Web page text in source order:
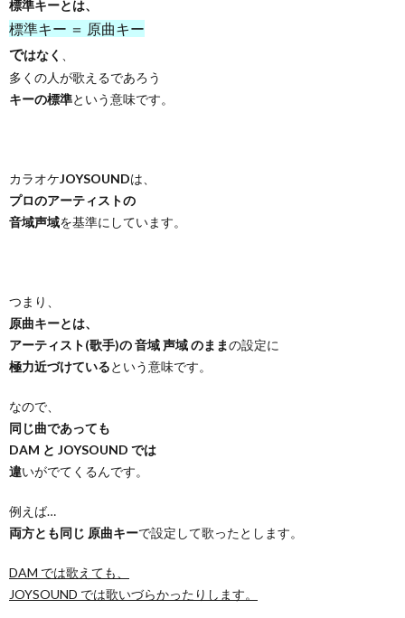
標準キーとは、
標準キー ＝ 原曲キー
ではなく
多くの人が歌えるであろう
キーの標準という意味です。
カラオケJOYSOUNDは、
プロのアーティストの
音域声域を基準にしています。
つまり、
原曲キーとは、
アーティスト(歌手)の 音域 声域 のままの設定に
極力近づけているという意味です。
なので、
同じ曲であっても
DAM と JOYSOUND では
違いがでてくるんです。
例えば…
両方とも同じ 原曲キーで設定して歌ったとします。
DAM では歌えても、
JOYSOUND では歌いづらかったりします。